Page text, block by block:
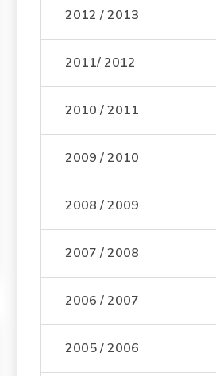
2012 / 2013
2011/ 2012
2010 / 2011
2009 / 2010
2008 / 2009
2007 / 2008
2006 / 2007
2005 / 2006